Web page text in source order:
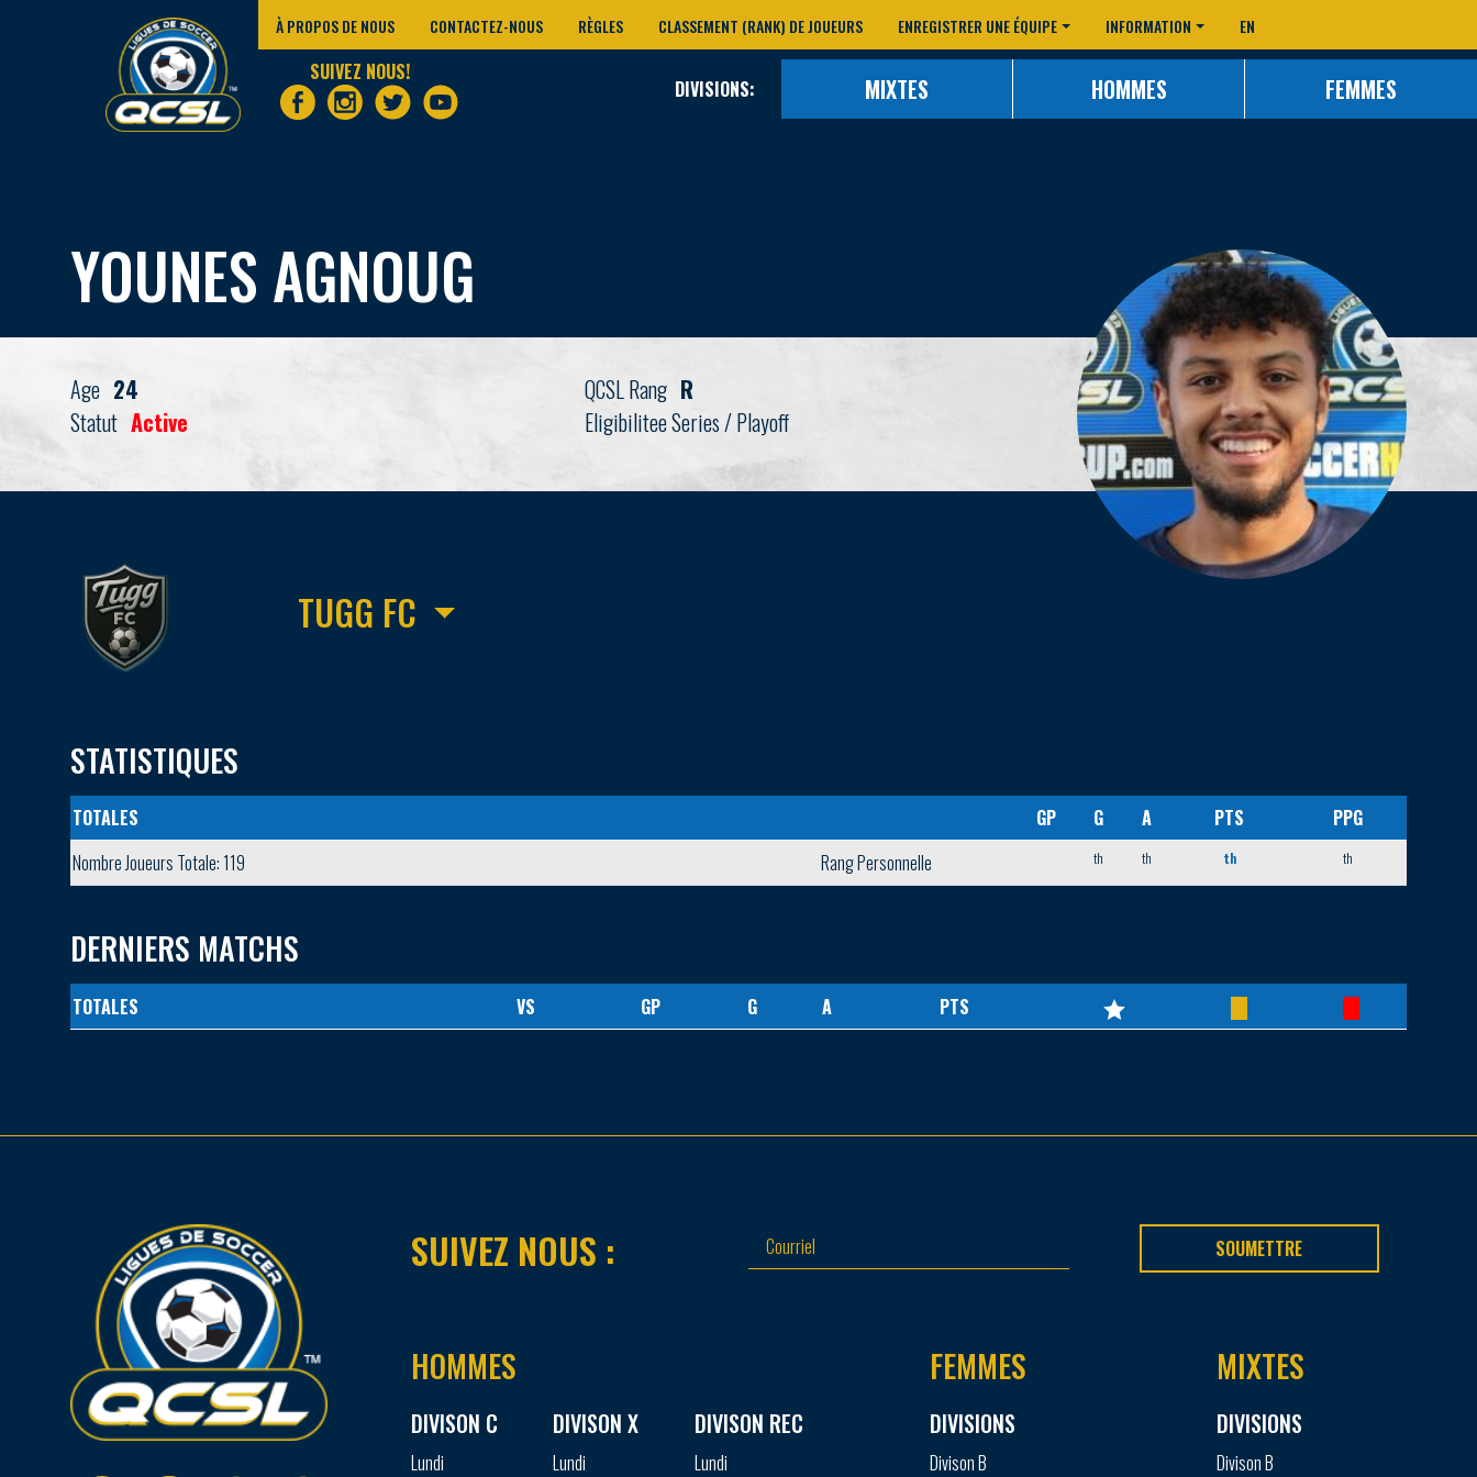
À PROPOS DE NOUS CONTACTEZ-NOUS RÈGLES CLASSEMENT (RANK) DE JOUEURS ENREGISTRER UNE ÉQUIPE INFORMATION EN
SUIVEZ NOUS!
DIVISIONS: MIXTES HOMMES FEMMES
YOUNES AGNOUG
Age 24
Statut Active
QCSL Rang R
Eligibilitee Series / Playoff
TUGG FC
STATISTIQUES
TOTALES GP G A PTS
PPG
Nombre Joueurs Totale: 119
Rang Personnelle th th th th
DERNIERS MATCHS
TOTALES VS GP G A PTS
SUIVEZ NOUS : SOUMETTRE
HOMMES
DIVISON C
Lundi
DIVISON X
Lundi
DIVISON REC
Lundi
FEMMES
DIVISIONS
Divison B
MIXTES
DIVISIONS
Divison B